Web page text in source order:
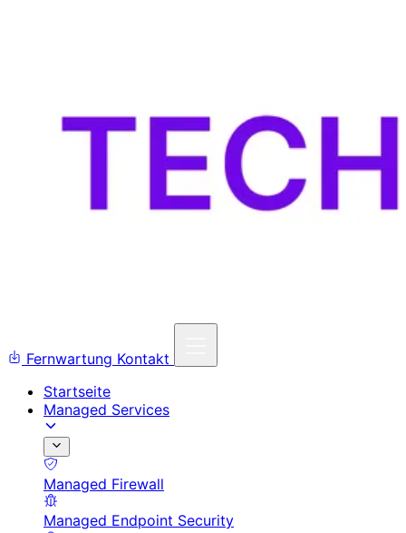
Fernwartung Kontakt
Startseite
Managed Services
Managed Firewall
Managed Endpoint Security